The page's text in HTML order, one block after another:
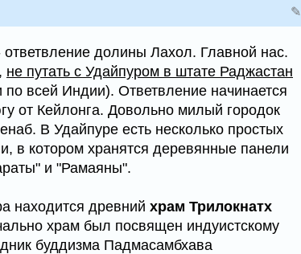
✎
ответвление долины Лахол. Главной нас.
, не путать с Удайпуром в штате Раджастан
всей Индии). Ответвление начинается
от Кейлонга. Довольно милый городок
В Удайпуре есть несколько простых
в котором хранятся деревянные панели
и "Рамаяны".
находится древний храм Трилокнатх
храм был посвящен индуистскому
буддизма Падмасамбхава